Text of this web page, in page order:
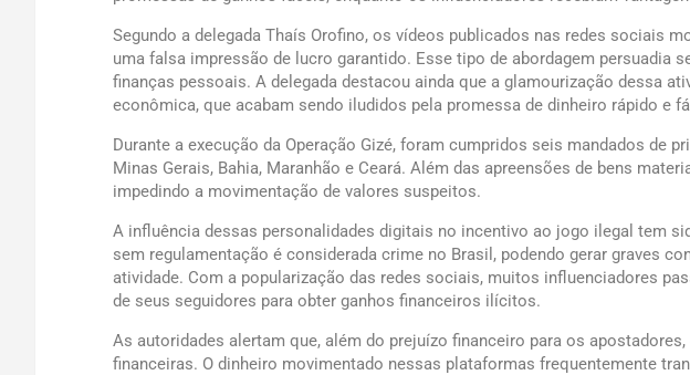
Segundo a delegada Thaís Orofino, os vídeos publicados nas redes sociais
uma falsa impressão de lucro garantido. Esse tipo de abordagem persuadia
finanças pessoais. A delegada destacou ainda que a glamourização dessa
econômica, que acabam sendo iludidos pela promessa de dinheiro rápido e
Durante a execução da Operação Gizé, foram cumpridos seis mandados de
Minas Gerais, Bahia, Maranhão e Ceará. Além das apreensões de bens
impedindo a movimentação de valores suspeitos.
A influência dessas personalidades digitais no incentivo ao jogo ilegal tem
sem regulamentação é considerada crime no Brasil, podendo gerar graves
atividade. Com a popularização das redes sociais, muitos influenciadores
de seus seguidores para obter ganhos financeiros ilícitos.
As autoridades alertam que, além do prejuízo financeiro para os
financeiras. O dinheiro movimentado nessas plataformas frequentemente